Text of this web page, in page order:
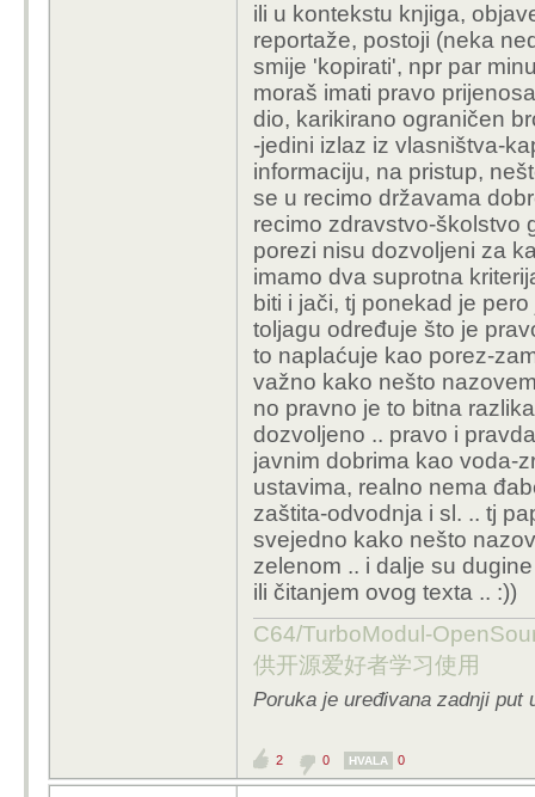
ili u kontekstu knjiga,
reportaže, postoji (neka
smije 'kopirati', npr par
moraš imati pravo
dio, karikirano ograničen
-jedini izlaz iz vlasništva-
informaciju, na pristup,
se u recimo državama
recimo zdravstvo-školstvo
porezi nisu dozvoljeni za
imamo dva suprotna
biti i jači, tj ponekad je
toljagu određuje što je
to naplaćuje kao porez-
važno kako nešto
no pravno je to bitna
dozvoljeno .. pravo i
javnim dobrima kao voda-
ustavima, realno nema
zaštita-odvodnja i sl. .. tj
svejedno kako nešto
zelenom .. i dalje su
ili čitanjem ovog texta .. :))
C64/TurboModul-
供开源爱好者学习使用
Poruka je uređivana zadnji put
2 0 HVALA 0